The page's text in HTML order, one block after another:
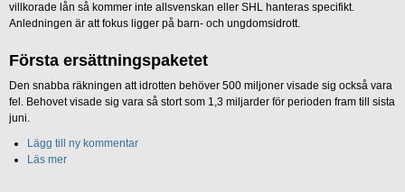
villkorade lån så kommer inte allsvenskan eller SHL hanteras specifikt.
Anledningen är att fokus ligger på barn- och ungdomsidrott.
Första ersättningspaketet
Den snabba räkningen att idrotten behöver 500 miljoner visade sig också vara
fel. Behovet visade sig vara så stort som 1,3 miljarder för perioden fram till sista
juni.
Lägg till ny kommentar
Läs mer